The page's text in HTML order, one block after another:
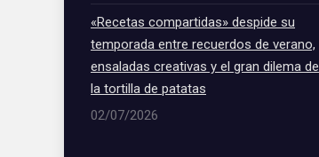
«Recetas compartidas» despide su
temporada entre recuerdos de verano,
ensaladas creativas y el gran dilema de
la tortilla de patatas
02/07/2026